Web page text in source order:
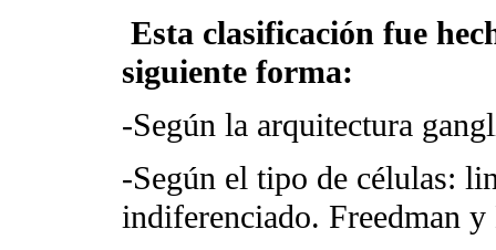
Esta clasificación fue
siguiente forma:
-Según la arquitectura
-Según el tipo de células:
indiferenciado. Freedman